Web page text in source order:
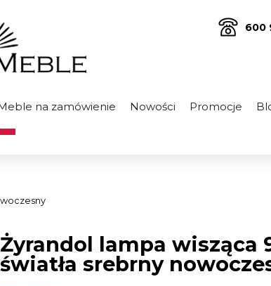
600
na zamówienie Nowości Promocje
Żyrandol lampa wisząca
światła srebrny